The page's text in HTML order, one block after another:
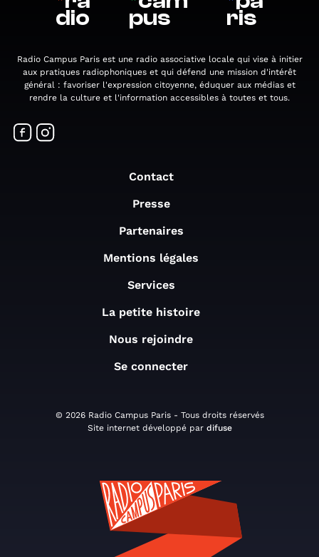
dio pus ris
Radio Campus Paris est une radio associative locale qui vise à initier
aux pratiques radiophoniques et qui défend une mission d'intérêt
général : favoriser l'expression citoyenne, éduquer aux médias et
rendre la culture et l'information accessibles à toutes et tous.
Contact
Presse
Partenaires
Mentions légales
Services
La petite histoire
Nous rejoindre
Se connecter
© 2026 Radio Campus Paris - Tous droits réservés
Site internet développé par difuse